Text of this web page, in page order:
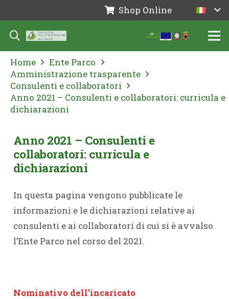
Shop Online
Home
Ente Parco
Amministrazione trasparente
Consulenti e collaboratori
Anno 2021 – Consulenti e collaboratori: curricula e
dichiarazioni
Anno 2021 – Consulenti e
collaboratori: curricula e
dichiarazioni
In questa pagina vengono pubblicate le
informazioni e le dichiarazioni relative ai
consulenti e ai collaboratori di cui si è avvalso
l’Ente Parco nel corso del 2021.
Nominativo dell’incaricato